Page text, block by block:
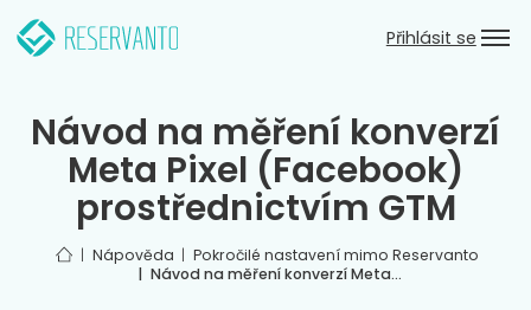
Přihlásit se
Návod na měření konverzí
Meta Pixel (Facebook)
prostřednictvím GTM
ÚvodNápověda
Pokročilé nastavení mimo Reservanto
Návod na měření konverzí Meta…